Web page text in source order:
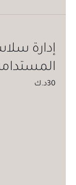
إدارة
30د.ك